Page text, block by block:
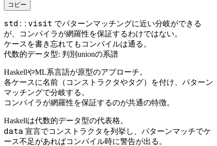
コピー
std::visit でパターンマッチングに近い分岐ができる
が、コンパイラが網羅性を保証するわけではない。
ケースを書き忘れてもコンパイルは通る。
代数的データ型: 判別unionの系譜
HaskellやML系言語が原型のアプローチ。
各ケースに名前（コンストラクタやタグ）を付け、パターン
マッチングで分岐する。
コンパイラが網羅性を保証するのが共通の特徴。
Haskellは代数的データ型の代表格。
data 宣言でコンストラクタを列挙し、パターンマッチでケ
ース不足があればコンパイル時に警告が出る。